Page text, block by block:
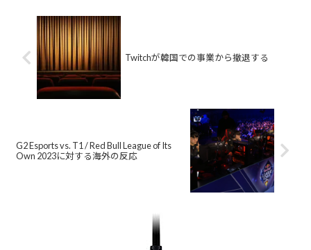
Twitchが韓国での事業から撤退する
G2 Esports vs. T1 / Red Bull League of Its
Own 2023に対する海外の反応